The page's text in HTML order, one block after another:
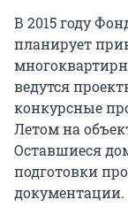
В 2015 году
планирует
ведутся
конкурсные
Летом на
Оставшиеся
подготовки
документации.